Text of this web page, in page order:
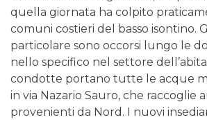
quella giornata ha colpito
comuni costieri del basso isontino.
particolare sono occorsi lungo le
nello specifico nel settore
condotte portano tutte le acque
in via Nazario Sauro, che raccoglie
provenienti da Nord. I nuovi